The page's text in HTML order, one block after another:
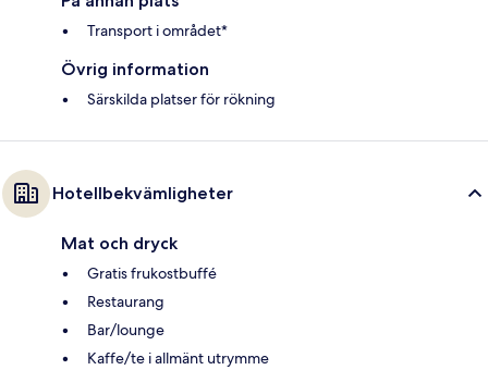
Transport i området*
Övrig information
Särskilda platser för rökning
Hotellbekvämligheter
Mat och dryck
Gratis frukostbuffé
Restaurang
Bar/lounge
Kaffe/te i allmänt utrymme